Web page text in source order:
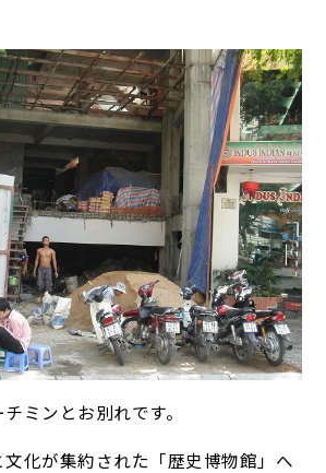
ミンとお別れです。
化が集約された「歴史博物館」へ